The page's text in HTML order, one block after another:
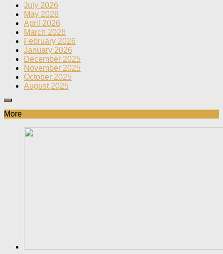
July 2026
May 2026
April 2026
March 2026
February 2026
January 2026
December 2025
November 2025
October 2025
August 2025
More